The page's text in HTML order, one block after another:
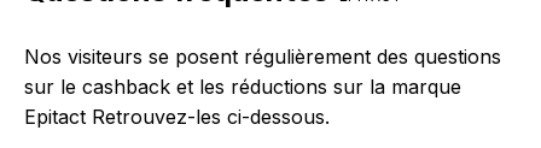
Nos visiteurs se posent régulièrement des questions
sur le cashback et les réductions sur la marque
Epitact Retrouvez-les ci-dessous.